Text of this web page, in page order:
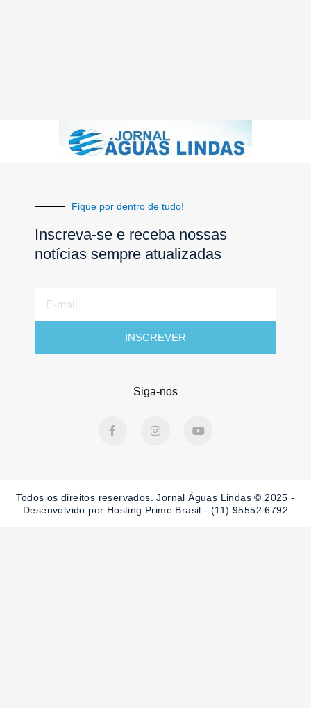
Fique por dentro de tudo!
Inscreva-se e receba nossas
notícias sempre atualizadas
mail
INSCREVER
Siga-nos
a
k
-
n
a
m
o
Todos os direitos reservados. Jornal Águas Lindas © 2025 -
Desenvolvido por Hosting Prime Brasil - (11) 95552.6792